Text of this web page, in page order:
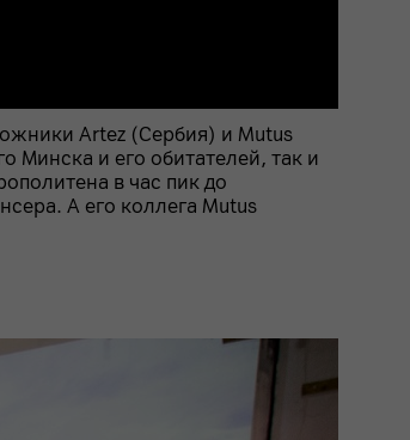
Artez (Сербия) и Mutus
Минска и его обитателей, так и
в час пик до
А его коллега Mutus